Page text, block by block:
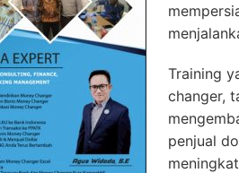
Training
changer,
penjual